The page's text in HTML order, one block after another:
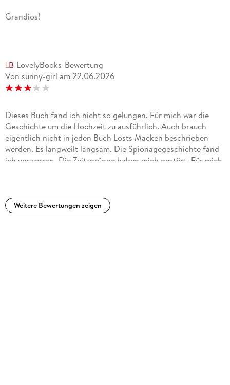
Grandios!
LovelyBooks-Bewertung
Von sunny-girl am 22.06.2026
Dieses Buch fand ich nicht so gelungen. Für mich war die
Geschichte um die Hochzeit zu ausführlich. Auch brauch
eigentlich nicht in jeden Buch Losts Macken beschrieben
werden. Es langweilt langsam. Die Spionagegeschichte fand
ich verworren. Die Zeitsprünge haben mich gestört. Für mich
Weitere Bewertungen zeigen